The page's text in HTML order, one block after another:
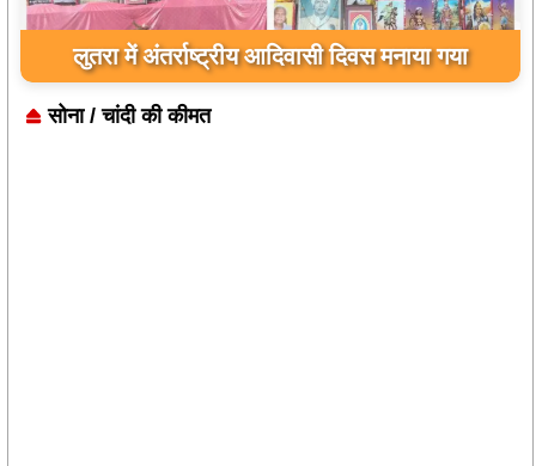
लुतरा में अंतर्राष्ट्रीय आदिवासी दिवस मनाया गया
सोना / चांदी की कीमत